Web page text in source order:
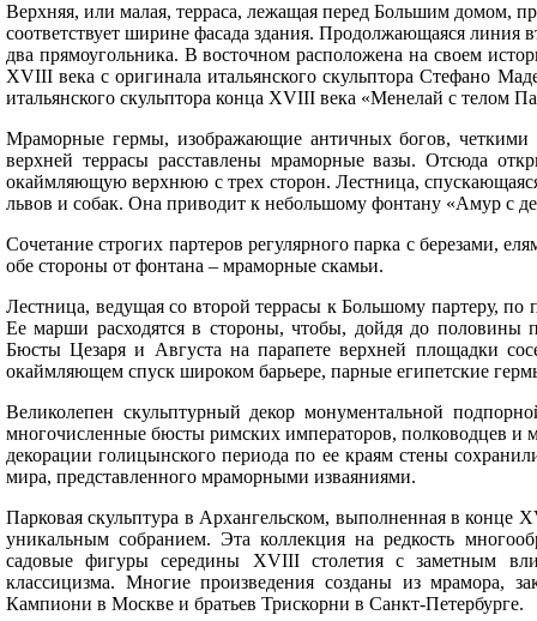
Верхняя, или малая, терраса, лежащая перед Большим домом,
соответствует ширине фасада здания. Продолжающаяся линия
два прямоугольника. В восточном расположена на своем
XVIII века с оригинала итальянского скульптора Стефано
итальянского скульптора конца XVIII века «Менелай с телом
Мраморные гермы, изображающие античных богов, четкими
верхней террасы расставлены мраморные вазы. Отсюда
окаймляющую верхнюю с трех сторон. Лестница,
львов и собак. Она приводит к небольшому фонтану «Амур с
Сочетание строгих партеров регулярного парка с березами,
обе стороны от фонтана – мраморные скамьи.
Лестница, ведущая со второй террасы к Большому партеру,
Ее марши расходятся в стороны, чтобы, дойдя до половины
Бюсты Цезаря и Августа на парапете верхней площадки
окаймляющем спуск широком барьере, парные египетские
Великолепен скульптурный декор монументальной
многочисленные бюсты римских императоров, полководцев и
декорации голицынского периода по ее краям стены
мира, представленного мраморными изваяниями.
Парковая скульптура в Архангельском, выполненная в конце
уникальным собранием. Эта коллекция на редкость
садовые фигуры середины XVIII столетия с заметным
классицизма. Многие произведения созданы из мрамора,
Кампиони в Москве и братьев Трискорни в Санкт-Петербурге.